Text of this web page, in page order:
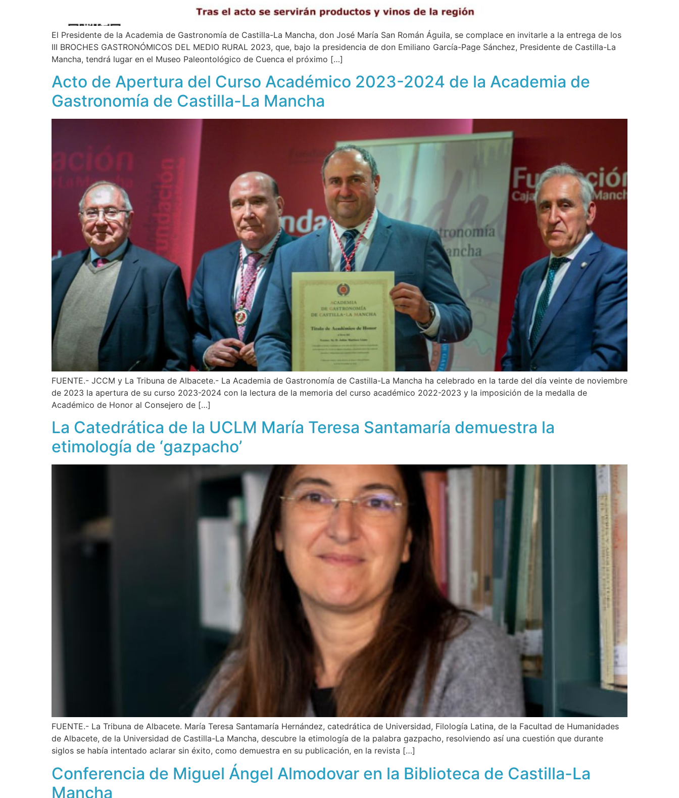
El Presidente de la Academia de Gastronomía de Castilla-La Mancha, don José María San Román Águila, se complace en invitarle a la entrega de los
III BROCHES GASTRONÓMICOS DEL MEDIO RURAL 2023, que, bajo la presidencia de don Emiliano García-Page Sánchez, Presidente de Castilla-La
Mancha, tendrá lugar en el Museo Paleontológico de Cuenca el próximo […]
Acto de Apertura del Curso Académico 2023-2024 de la Academia de
Gastronomía de Castilla-La Mancha
FUENTE.- JCCM y La Tribuna de Albacete.- La Academia de Gastronomía de Castilla-La Mancha ha celebrado en la tarde del día veinte de noviembre
de 2023 la apertura de su curso 2023-2024 con la lectura de la memoria del curso académico 2022-2023 y la imposición de la medalla de
Académico de Honor al Consejero de […]
La Catedrática de la UCLM María Teresa Santamaría demuestra la
etimología de ‘gazpacho’
FUENTE.- La Tribuna de Albacete. María Teresa Santamaría Hernández, catedrática de Universidad, Filología Latina, de la Facultad de Humanidades
de Albacete, de la Universidad de Castilla-La Mancha, descubre la etimología de la palabra gazpacho, resolviendo así una cuestión que durante
siglos se había intentado aclarar sin éxito, como demuestra en su publicación, en la revista […]
Conferencia de Miguel Ángel Almodovar en la Biblioteca de Castilla-La
Mancha